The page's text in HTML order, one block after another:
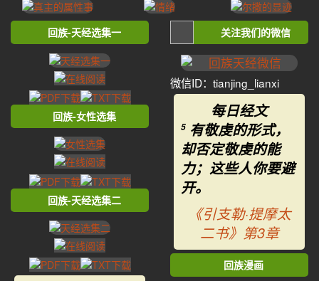
回族-天经选集一
回族-女性选集
回族-天经选集二
关注我们的微信
微信ID：tianjing_lianxi
每日经文
5 有敬虔的形式，
却否定敬虔的能
力；这些人你要避
开。
《引支勒·提摩太
二书》第3章
回族漫画